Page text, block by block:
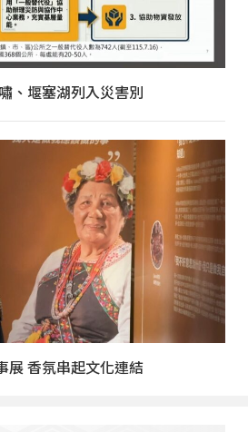
、堰塞湖列入災害別
展 香氛串起文化連結